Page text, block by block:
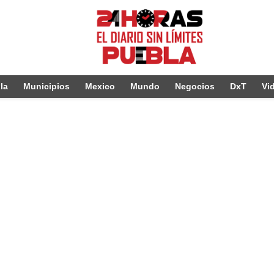
Municipios Mexico Mundo Negocios DxT